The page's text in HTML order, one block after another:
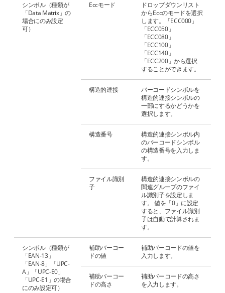
シンボル（種類が
「Data Matrix」の
場合にのみ設定
可）
Eccモード
ドロップダウンリスト
からEccのモードを選択
します。「ECC000」
「ECC050」
「ECC080」
「ECC100」
「ECC140」
「ECC200」から選択
することができます。
構造的連接
バーコードシンボルを
構造的連接シンボルの
一部にするかどうかを
選択します。
構造番号
構造的連接シンボル内
のバーコードシンボル
の構造番号を入力しま
す。
ファイル識別
子
構造的連接シンボルの
関連グループのファイ
ル識別子を設定しま
す。 値を「0」に設定
すると、ファイル識別
子は自動で計算されま
す。
シンボル（種類が
「EAN-13」
「EAN-8」「UPC-
A」「UPC-E0」
「UPC-E1」の場合
にのみ設定可）
補助バーコー
ドの値
補助バーコードの値を
入力します。
補助バーコー
ドの高さ
補助バーコードの高さ
を入力します。